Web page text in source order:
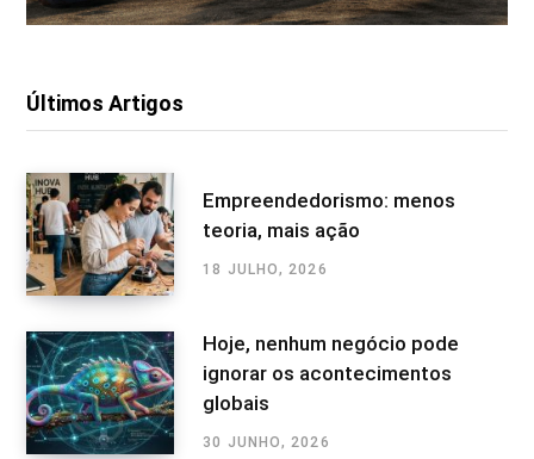
Últimos Artigos
Empreendedorismo: menos
teoria, mais ação
18 JULHO, 2026
Hoje, nenhum negócio pode
ignorar os acontecimentos
globais
30 JUNHO, 2026